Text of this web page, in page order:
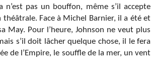
pas un bouffon, même s’il accepte
Face à Michel Barnier, il a été et
May. Pour l’heure, Johnson ne veut plus
s’il doit lâcher quelque chose, il le fera
de l’Empire, le souffle de la mer, un vent